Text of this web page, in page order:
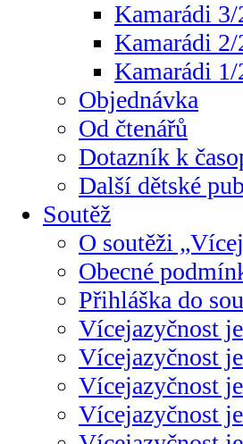
Kamarádi 3/
Kamarádi 2/
Kamarádi 1/
Objednávka
Od čtenářů
Dotazník k
Další dětské
Soutěž
O soutěži
Obecné
Přihláška do
Vícejazyčnost
Vícejazyčnost
Vícejazyčnost
Vícejazyčnost